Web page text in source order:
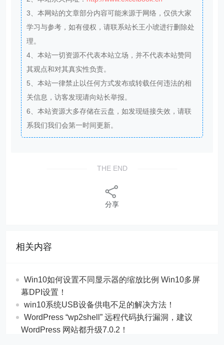
3、本网站的文章部分内容可能来源于网络，仅供大家
学习与参考，如有侵权，请联系站长王小琥进行删除处
理。
4、本站一切资源不代表本站立场，并不代表本站赞同
其观点和对其真实性负责。
5、本站一律禁止以任何方式发布或转载任何违法的相
关信息，访客发现请向站长举报。
6、本站资源大多存储在云盘，如发现链接失效，请联
系我们我们会第一时间更新。
THE END
分享
相关内容
Win10如何设置不同显示器的缩放比例 Win10多屏
幕DPI设置！
win10系统USB设备供电不足的解决方法！
WordPress “wp2shell” 远程代码执行漏洞，建议
WordPress 网站都升级7.0.2！